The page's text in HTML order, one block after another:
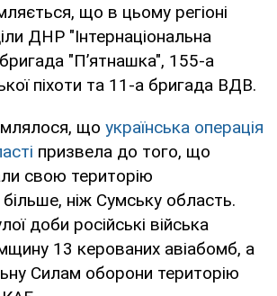
що в цьому регіоні
ДНР "Інтернаціональна
"П’ятнашка", 155-а
піхоти та 11-а бригада ВДВ.
що українська операція
призвела до того, що
свою територію
ніж Сумську область.
доби російські війська
13 керованих авіабомб, а
Силам оборони територію